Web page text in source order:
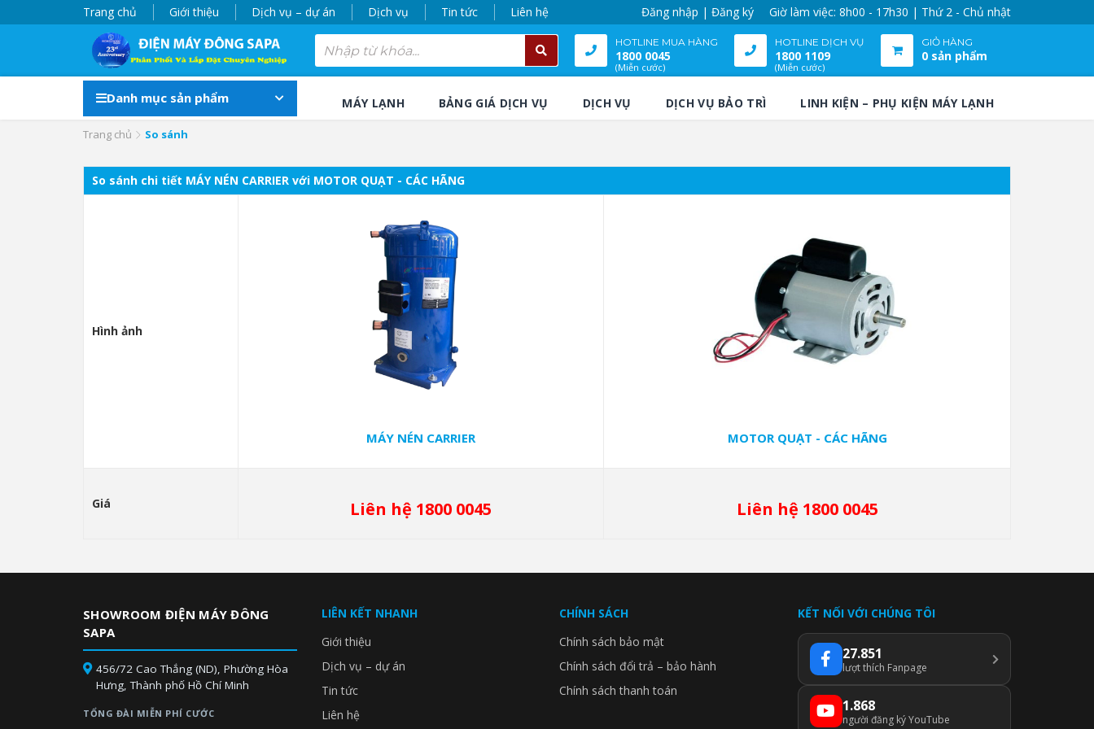
Trang chủ Giới thiệu Dịch vụ – dự án Dịch vụ Tin tức Liên hệ Đăng nhập | Đăng ký Giờ làm việc: 8h00 - 17h30 | Thứ 2 - Chủ nhật
HOTLINE MUA HÀNG
1800 0045
(Miễn cước)
HOTLINE DỊCH VỤ
1800 1109
(Miễn cước)
GIỎ HÀNG
0 sản phẩm
Danh mục sản phẩm MÁY LẠNH BẢNG GIÁ DỊCH VỤ DỊCH VỤ DỊCH VỤ BẢO TRÌ LINH KIỆN – PHỤ KIỆN MÁY LẠNH
Trang chủ So sánh
So sánh chi tiết MÁY NÉN CARRIER với MOTOR QUẠT - CÁC HÃNG
Hình ảnh
MÁY NÉN CARRIER MOTOR QUẠT - CÁC HÃNG
Giá Liên hệ 1800 0045 Liên hệ 1800 0045
SHOWROOM ĐIỆN MÁY ĐÔNG
SAPA
456/72 Cao Thắng (ND), Phường Hòa
Hưng, Thành phố Hồ Chí Minh
TỔNG ĐÀI MIỄN PHÍ CƯỚC
LIÊN KẾT NHANH
Giới thiệu
Dịch vụ – dự án
Tin tức
Liên hệ
CHÍNH SÁCH
Chính sách bảo mật
Chính sách đổi trả – bảo hành
Chính sách thanh toán
KẾT NỐI VỚI CHÚNG TÔI
27.851
lượt thích Fanpage
1.868
người đăng ký YouTube